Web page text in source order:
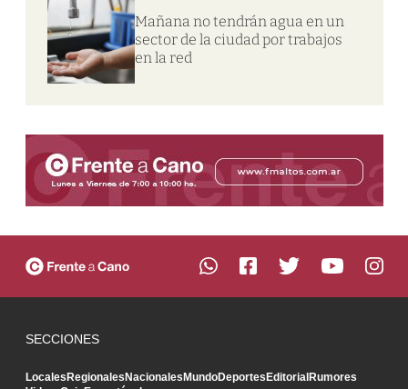
Mañana no tendrán agua en un
sector de la ciudad por trabajos
en la red
SECCIONES
LocalesRegionalesNacionalesMundoDeportesEditorialRumores